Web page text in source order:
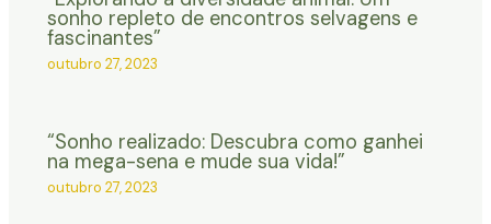
sonho repleto de encontros selvagens e
fascinantes”
outubro 27, 2023
“Sonho realizado: Descubra como ganhei
na mega-sena e mude sua vida!”
outubro 27, 2023